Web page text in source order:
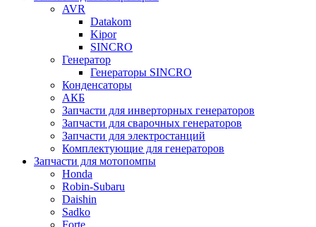
AVR
Datakom
Kipor
SINCRO
Генератор
Генераторы SINCRO
Конденсаторы
АКБ
Запчасти для инверторных генераторов
Запчасти для сварочных генераторов
Запчасти для электростанций
Комплектующие для генераторов
Запчасти для мотопомпы
Honda
Robin-Subaru
Daishin
Sadko
Forte